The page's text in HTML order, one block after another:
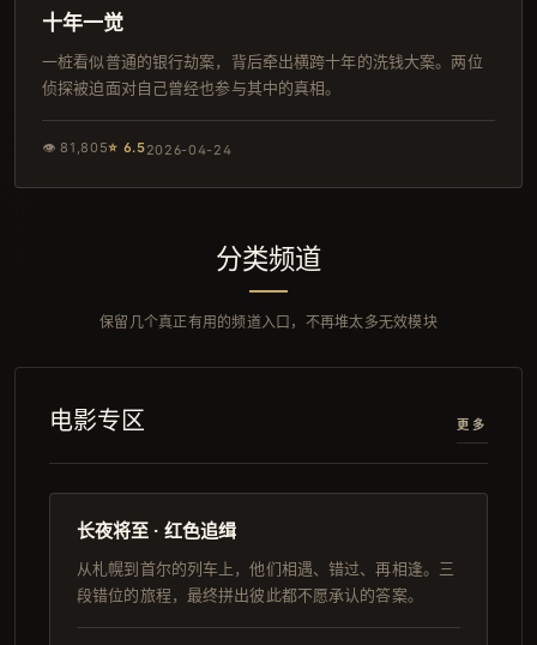
杜比
十年一觉
一桩看似普通的银行劫案，背后牵出横跨十年的洗钱大案。两位
侦探被迫面对自己曾经也参与其中的真相。
👁 81,805⭐ 6.52026-04-24
分类频道
保留几个真正有用的频道入口，不再堆太多无效模块
电影专区 更多
日本
116分钟
长夜将至 · 红色追缉
从札幌到首尔的列车上，他们相遇、错过、再相逢。三
段错位的旅程，最终拼出彼此都不愿承认的答案。